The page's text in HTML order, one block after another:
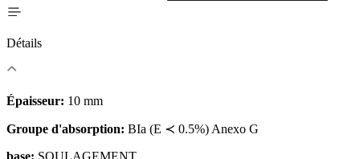
Détails
Épaisseur: 10 mm
Groupe d'absorption: BIa (E ≺ 0.5%) Anexo G
base: SOULAGEMENT